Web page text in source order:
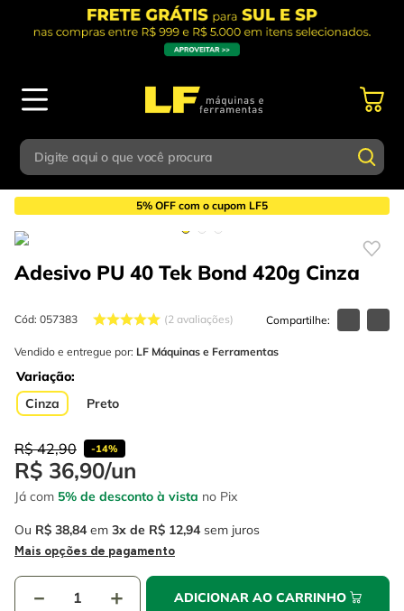
Digite aqui o que você procura
Digite aqui o que você procura
Adesivos Adesivo PU
5% OFF com o cupom LF5
Adesivo PU 40 Tek Bond 420g Cinza
Cód: 057383 2 avaliações
Vendido e entregue por: LF Máquinas e Ferramentas
Variação
Cinza
Preto
R$ 42,90 -14%
R$ 36,90/un
Já com 5% de desconto à vista no Pix
Ou R$ 38,84em 3 R$ 12,94sem juros
Mais opções de pagamento
＋
－ ADICIONAR AO CARRINHO
Termos mais buscados
2º caixa ferramentas
5º serra circular
6º
7º serra copo
disco corte
10º luva
Termos mais buscados
º esmerilhadeira
º escada
º serra circular
º fio
º disco corte
º